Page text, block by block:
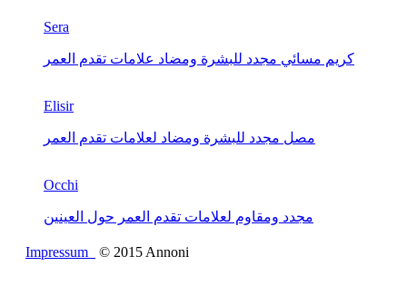
Sera
كريم مسائي مجدد للبشرة ومضاد علامات تقدم العمر
Elisir
مصل مجدد للبشرة ومضاد لعلامات تقدم العمر
Occhi
مجدد ومقاوم لعلامات تقدم العمر حول العينين
Impressum © 2015 Annoni